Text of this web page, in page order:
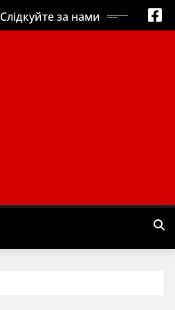
Слідкуйте за нами